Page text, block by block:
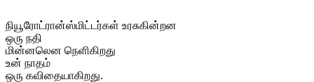
நியூரோட்ரான்ஸ்மிட்டர்கள் உரசுகின்றன
ஒரு நதி
மின்னலென நெளிகிறது
உன் நாதம்
ஒரு கவிதையாகிறது.